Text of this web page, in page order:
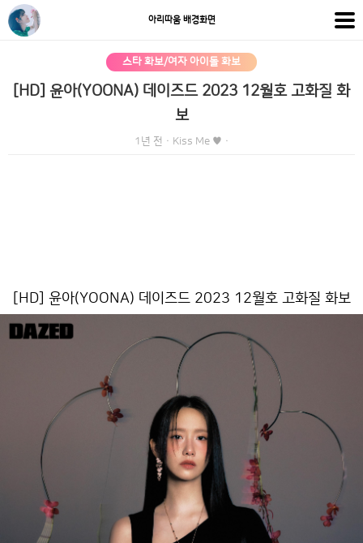
아리따움 배경화면
스타 화보/여자 아이돌 화보
[HD] 윤아(YOONA) 데이즈드 2023 12월호 고화질 화
보
1년 전 · Kiss Me ♥ ·
[HD] 윤아(YOONA) 데이즈드 2023 12월호 고화질 화보